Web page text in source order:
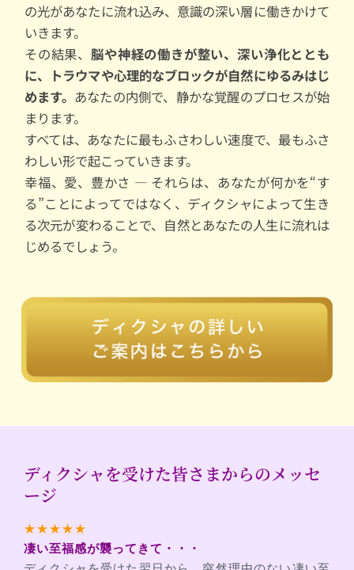
の光があなたに流れ込み、意識の深い層に働きかけて
いきます。
その結果、 脳や神経の働きが整い、深い浄化ととも
に、トラウマや心理的なブロックが自然にゆるみはじ
めます。 あなたの内側で、静かな覚醒のプロセスが始
まります。
すべては、あなたに最もふさわしい速度で、最もふさ
わしい形で起こっていきます。
幸福、愛、豊かさ ― それらは、あなたが何かを“す
る”ことによってではなく、ディクシャによって生き
る次元が変わることで、自然とあなたの人生に流れは
じめるでしょう。
ディクシャを受けた皆さまからのメッセ
ージ
★★★★★
凄い至福感が襲ってきて・・・